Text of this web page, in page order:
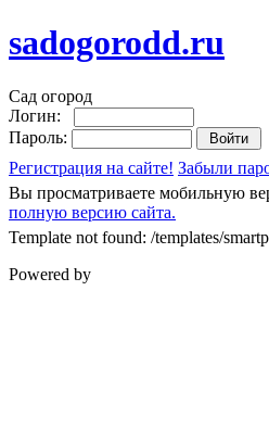
sadogorodd.ru
Сад огород
Логин:
Пароль:
Регистрация на сайте! Забыли
Вы просматриваете мобильную
полную версию сайта.
Template not found: /templates/
Powered by